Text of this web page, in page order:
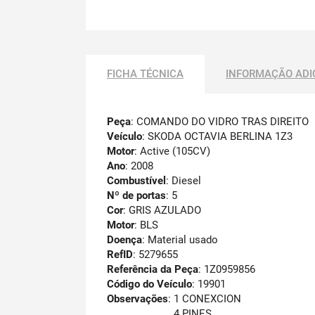
FICHA TÉCNICA INFORMAÇÃO
Peça: COMANDO DO VIDRO TRAS DIREITO
Veículo: SKODA OCTAVIA BERLINA 1Z3
Motor: Active (105CV)
Ano: 2008
Combustível : Diesel
Nº de portas: 5
Cor: GRIS AZULADO
Motor: BLS
Doença: Material usado
RefID: 5279655
Referência da Peça: 1Z0959856
Código do Veículo: 19901
Observações: 1 CONEXCION